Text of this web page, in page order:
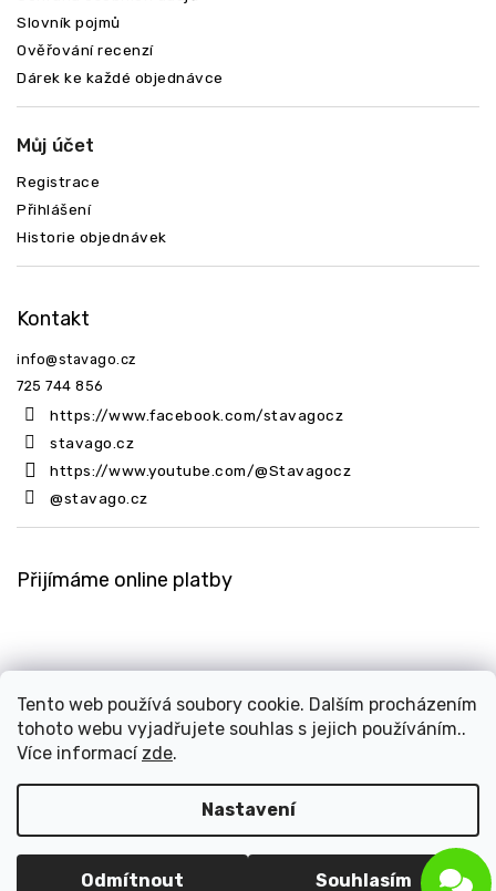
Tento web používá soubory cookie. Dalším procházením
tohoto webu vyjadřujete souhlas s jejich používáním..
Více informací zde.
Nastavení
Odmítnout Souhlasím
Slovník pojmů
Ověřování recenzí
Dárek ke každé objednávce
Můj účet
Registrace
Přihlášení
Historie objednávek
Kontakt
info@stavago.cz
725 744 856
https://www.facebook.com/stavagocz
stavago.cz
https://www.youtube.com/@Stavagocz
@stavago.cz
Přijímáme online platby
Copyright 2026
| Platforma